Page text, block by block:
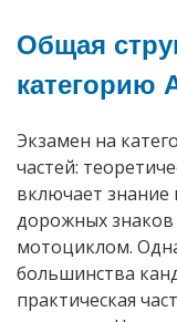
Общая
категорию
Экзамен на
частей:
включает
дорожных знаков
мотоциклом.
большинства
практическая